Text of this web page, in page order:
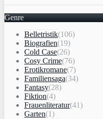
Genre
Belletristik(106)
Biografien(19)
Cold Case(26)
Cosy Crime(76)
Erotikromane(7)
Familiensaga(34)
Fantasy(28)
Fiktion(4)
Frauenliteratur(41)
Garten(1)